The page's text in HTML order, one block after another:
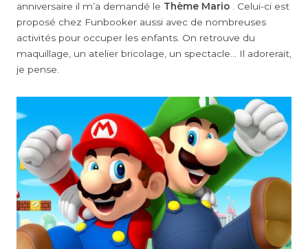
anniversaire il m’a demandé le Thème Mario . Celui-ci est
proposé chez Funbooker aussi avec de nombreuses
activités pour occuper les enfants. On retrouve du
maquillage, un atelier bricolage, un spectacle… Il adorerait,
je pense.